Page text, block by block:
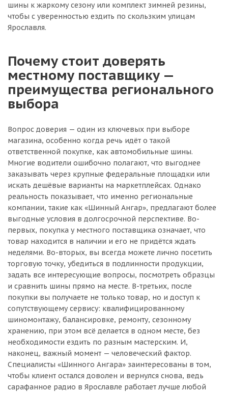
шины к жаркому сезону или комплект зимней резины,
чтобы с уверенностью ездить по скользким улицам
Ярославля.
Почему стоит доверять
местному поставщику —
преимущества регионального
выбора
Вопрос доверия — один из ключевых при выборе
магазина, особенно когда речь идёт о такой
ответственной покупке, как автомобильные шины.
Многие водители ошибочно полагают, что выгоднее
заказывать через крупные федеральные площадки или
искать дешёвые варианты на маркетплейсах. Однако
реальность показывает, что именно региональные
компании, такие как «Шинный Ангар», предлагают более
выгодные условия в долгосрочной перспективе. Во-
первых, покупка у местного поставщика означает, что
товар находится в наличии и его не придётся ждать
неделями. Во-вторых, вы всегда можете лично посетить
торговую точку, убедиться в подлинности продукции,
задать все интересующие вопросы, посмотреть образцы
и сравнить шины прямо на месте. В-третьих, после
покупки вы получаете не только товар, но и доступ к
сопутствующему сервису: квалифицированному
шиномонтажу, балансировке, ремонту, сезонному
хранению, при этом всё делается в одном месте, без
необходимости ездить по разным мастерским. И,
наконец, важный момент — человеческий фактор.
Специалисты «Шинного Ангара» заинтересованы в том,
чтобы клиент остался доволен и вернулся снова, ведь
сарафанное радио в Ярославле работает лучше любой